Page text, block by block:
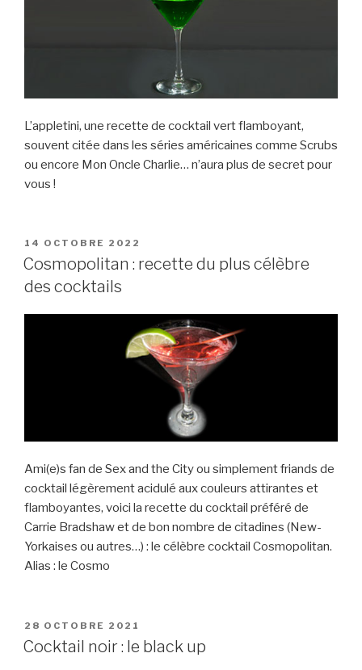
L’appletini, une recette de cocktail vert flamboyant,
souvent citée dans les séries américaines comme Scrubs
ou encore Mon Oncle Charlie… n’aura plus de secret pour
vous !
PUBLIÉ
LE
14 OCTOBRE 2022
Cosmopolitan : recette du plus célèbre
des cocktails
Ami(e)s fan de Sex and the City ou simplement friands de
cocktail légèrement acidulé aux couleurs attirantes et
flamboyantes, voici la recette du cocktail préféré de
Carrie Bradshaw et de bon nombre de citadines (New-
Yorkaises ou autres…) : le célèbre cocktail Cosmopolitan.
Alias : le Cosmo
PUBLIÉ
LE
28 OCTOBRE 2021
Cocktail noir : le black up